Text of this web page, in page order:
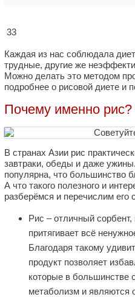
33
Каждая из нас соблюдала
трудные, другие же
Можно делать это методом
подробнее о рисовой диете и
Почему именно рис?
В странах Азии рис
завтраки, обеды и даже
популярна, что большинство
А что такого полезного и
разберёмся и перечислим его
Рис – отличный
притягивает всё
Благодаря такому
продукт позволяет
которые в большинстве
метаболизм и являются